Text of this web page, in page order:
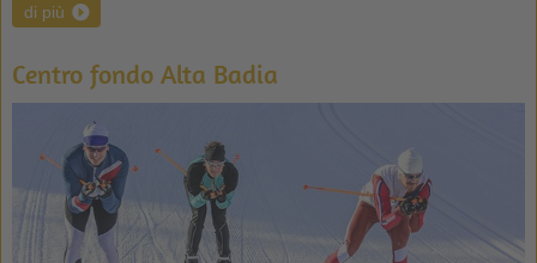
di più
Centro fondo Alta Badia